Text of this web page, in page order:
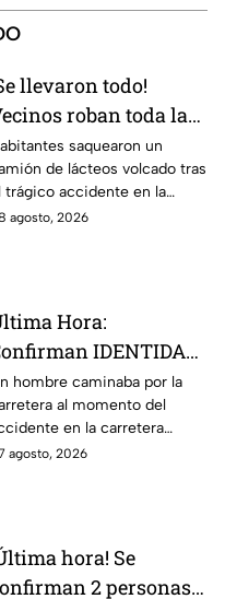
llevaron todo!
roban toda la
del tráiler
en la carretera
Irapuato
saquearon un
de lácteos volcado tras
trágico accidente en la
Irapuato-Abasolo
agosto, 2026
Hora:
IDENTIDAD
uno de los
tras fatal
en Irapuato
hombre caminaba por la
al momento del
en la carretera
Abasolo en el Trébol.
agosto, 2026
hora! Se
2 personas